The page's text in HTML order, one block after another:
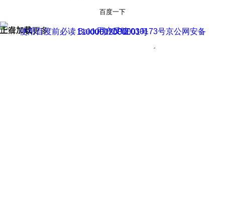
百度一下
正在加载
上滑加载更多 用户反馈
使用百度前必读 Baidu 京ICP证030173号
京公网安备11000002000001号